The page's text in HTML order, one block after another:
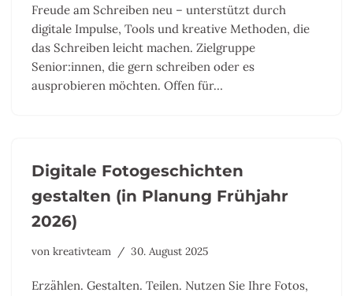
Freude am Schreiben neu – unterstützt durch
digitale Impulse, Tools und kreative Methoden, die
das Schreiben leicht machen. Zielgruppe
Senior:innen, die gern schreiben oder es
ausprobieren möchten. Offen für…
Digitale Fotogeschichten
gestalten (in Planung Frühjahr
2026)
von kreativteam 30. August 2025
Erzählen. Gestalten. Teilen. Nutzen Sie Ihre Fotos,